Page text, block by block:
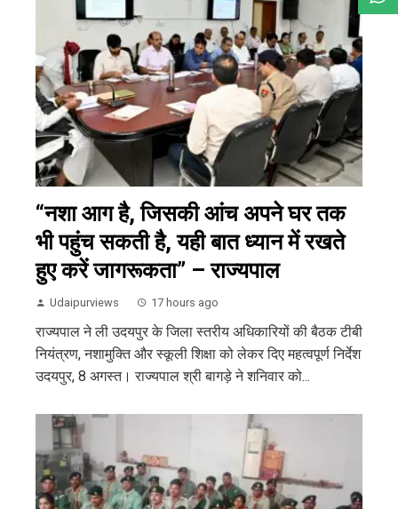
“नशा आग है, जिसकी आंच अपने घर तक
भी पहुंच सकती है, यही बात ध्यान में रखते
हुए करें जागरूकता” – राज्यपाल
Udaipurviews 17 hours ago
राज्यपाल ने ली उदयपुर के जिला स्तरीय अधिकारियों की बैठक टीबी
नियंत्रण, नशामुक्ति और स्कूली शिक्षा को लेकर दिए महत्वपूर्ण निर्देश
उदयपुर, 8 अगस्त। राज्यपाल श्री बागड़े ने शनिवार को...